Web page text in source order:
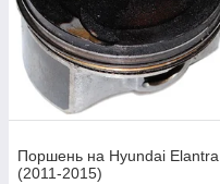
Поршень на Hyundai Elantra
(2011-2015)